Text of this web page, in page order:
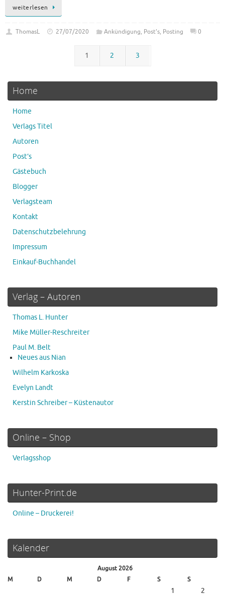
weiterlesen
ThomasL 27/07/2020 Ankündigung, Post's, Posting 0
1 2 3
Home
Home
Verlags Titel
Autoren
Post’s
Gästebuch
Blogger
Verlagsteam
Kontakt
Datenschutzbelehrung
Impressum
Einkauf-Buchhandel
Verlag – Autoren
Thomas L. Hunter
Mike Müller-Reschreiter
Paul M. Belt
Neues aus Nian
Wilhelm Karkoska
Evelyn Landt
Kerstin Schreiber – Küstenautor
Online – Shop
Verlagsshop
Hunter-Print.de
Online – Druckerei!
Kalender
August 2026
M
D M D F S S
1
2